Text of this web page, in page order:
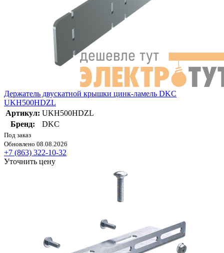
Держатель двускатной крышки цинк-ламель DKC
UKH500HDZL
Артикул: UKH500HDZL
Бренд:
DKC
Под заказ
Обновлено 08.08.2026
+7 (863) 322-10-32
Уточнить цену